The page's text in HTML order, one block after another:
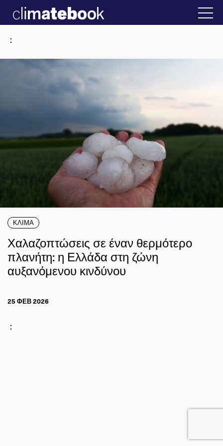
Ελλάδα 22 ΙΑΝ 2026 2025 Η άβολη
:
ΚΛΙΜΑ
Χαλαζοπτώσεις σε έναν θερμότερο
πλανήτη: η Ελλάδα στη ζώνη
αυξανόμενου κινδύνου
25 ΦΕΒ 2026
: